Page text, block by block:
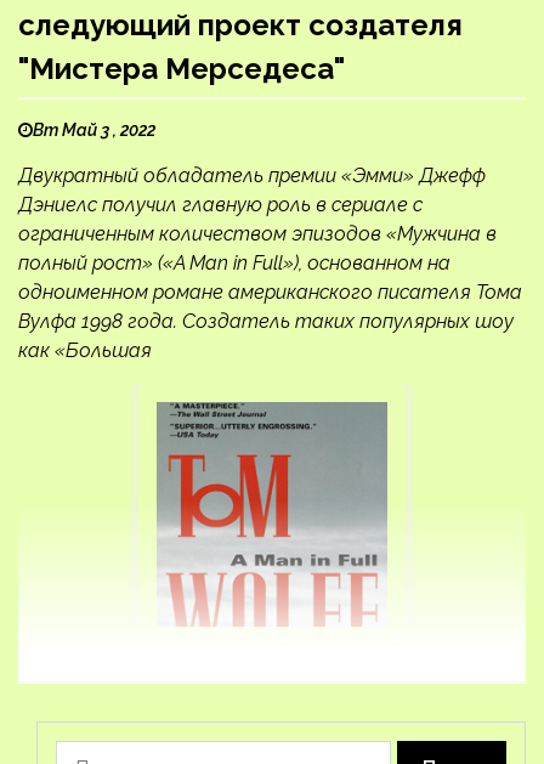
следующий проект создателя
"Мистера Мерседеса"
Вт Май 3 , 2022
Двукратный обладатель премии «Эмми» Джефф
Дэниелс получил главную роль в сериале с
ограниченным количеством эпизодов «Мужчина в
полный рост» («A Man in Full»), основанном на
одноименном романе американского писателя Тома
Вулфа 1998 года. Создатель таких популярных шоу
как «Большая